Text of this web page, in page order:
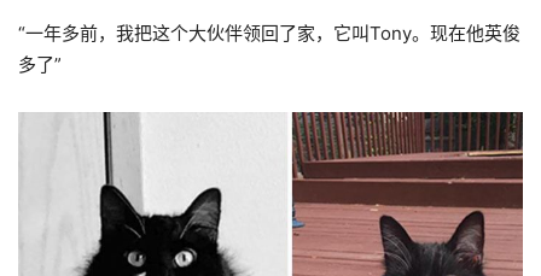
“一年多前，我把这个大伙伴领回了家，它叫Tony。现在他英俊
多了”